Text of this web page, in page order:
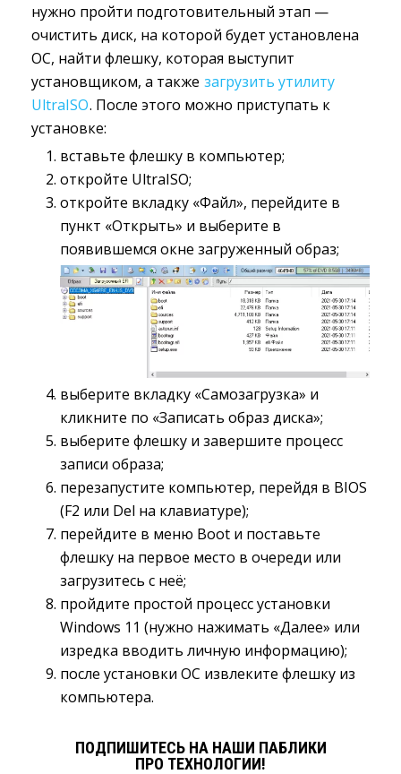
нужно пройти подготовительный этап —
очистить диск, на которой будет установлена
ОС, найти флешку, которая выступит
установщиком, а также загрузить утилиту
UltraISO. После этого можно приступать к
установке:
вставьте флешку в компьютер;
откройте UltraISO;
откройте вкладку «Файл», перейдите в
пункт «Открыть» и выберите в
появившемся окне загруженный образ;
выберите вкладку «Самозагрузка» и
кликните по «Записать образ диска»;
выберите флешку и завершите процесс
записи образа;
перезапустите компьютер, перейдя в BIOS
(F2 или Del на клавиатуре);
перейдите в меню Boot и поставьте
флешку на первое место в очереди или
загрузитесь с неё;
пройдите простой процесс установки
Windows 11 (нужно нажимать «Далее» или
изредка вводить личную информацию);
после установки ОС извлеките флешку из
компьютера.
ПОДПИШИТЕСЬ НА НАШИ ПАБЛИКИ
ПРО ТЕХНОЛОГИИ!